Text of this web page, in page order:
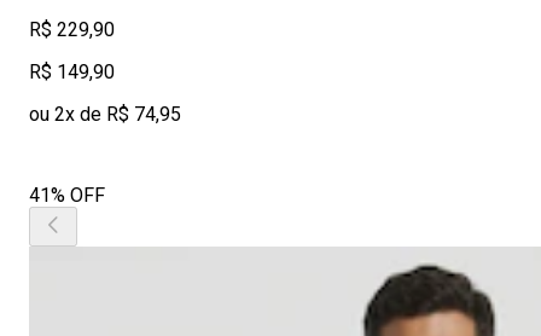
R$ 229,90
R$ 149,90
ou 2x de R$ 74,95
41% OFF